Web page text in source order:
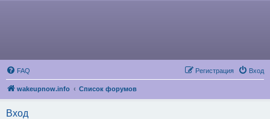
FAQ Вход
Регистрация
wakeupnow.info Список форумов
Вход